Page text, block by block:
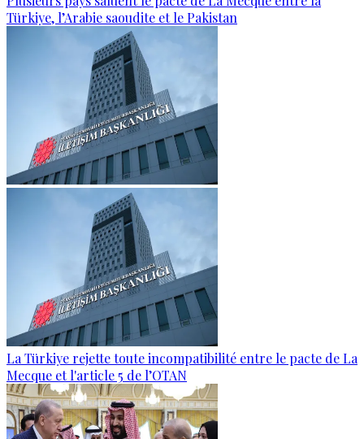
Türkiye, l’Arabie saoudite et le Pakistan
La Türkiye rejette toute incompatibilité entre le pacte de La
Mecque et l'article 5 de l’OTAN